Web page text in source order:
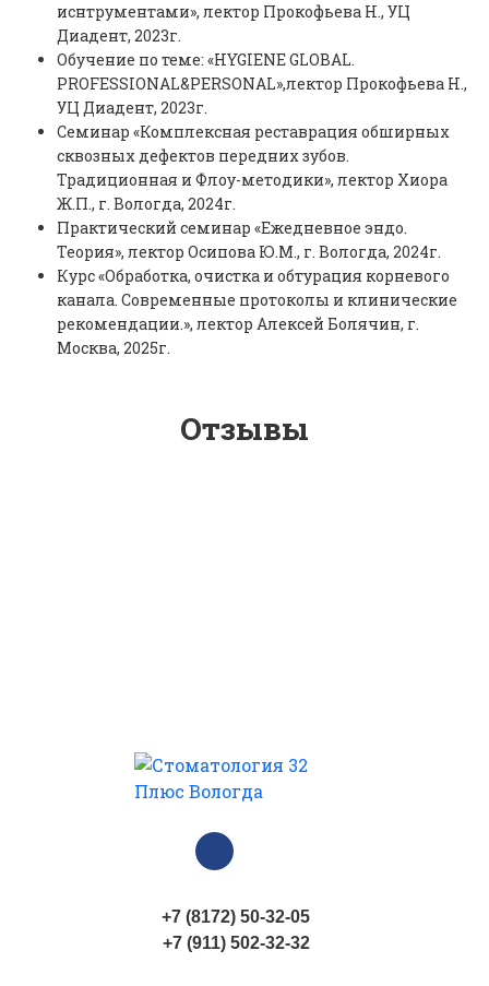
иснтрументами», лектор Прокофьева Н., УЦ
Диадент, 2023г.
Обучение по теме: «HYGIENE GLOBAL.
PROFESSIONAL&PERSONAL»,лектор Прокофьева Н.,
УЦ Диадент, 2023г.
Семинар «Комплексная реставрация обширных
сквозных дефектов передних зубов.
Традиционная и Флоу-методики», лектор Хиора
Ж.П., г. Вологда, 2024г.
Практический семинар «Ежедневное эндо.
Теория», лектор Осипова Ю.М., г. Вологда, 2024г.
Курс «Обработка, очистка и обтурация корневого
канала. Современные протоколы и клинические
рекомендации.», лектор Алексей Болячин, г.
Москва, 2025г.
Отзывы
+7 (8172) 50-32-05
+7 (911) 502-32-32